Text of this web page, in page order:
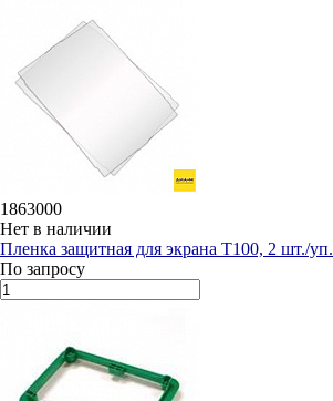
1863000
Нет в наличии
Пленка защитная для экрана T100, 2 шт./уп.
По запросу